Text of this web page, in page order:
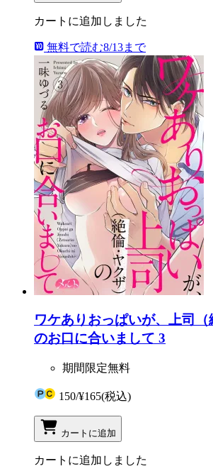
カートに追加しました
無料で読む8/13まで
ワケありおっぱいが、上司（
のお口に合いまして 3
期間限定無料
150/¥165(税込)
カートに追加
カートに追加しました